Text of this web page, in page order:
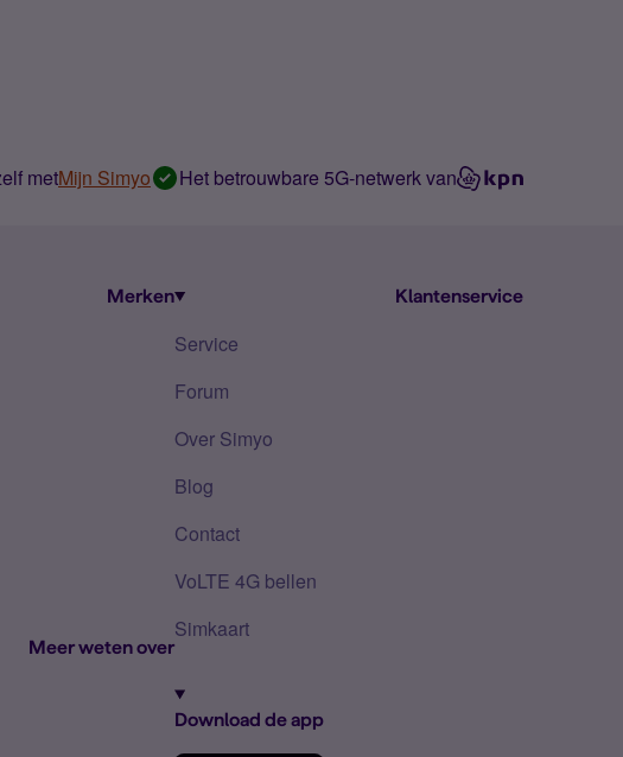
metMijn Simyo Het betrouwbare 5G-netwerk van
Merken
Meer weten over
Klantenservice
Service
Forum
Over Simyo
Blog
Contact
VoLTE 4G bellen
Simkaart
Download de app